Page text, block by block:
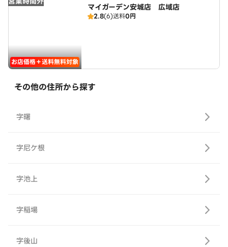
お店価格＋送料無料対象
マイガーデン安城店 広域店
2.8(6)送料0円
その他の住所から探す
字曙
字尼ケ根
字池上
字稲場
字後山